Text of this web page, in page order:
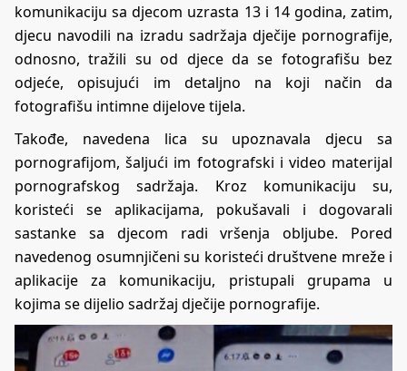
komunikaciju sa djecom uzrasta 13 i 14 godina, zatim,
djecu navodili na izradu sadržaja dječije pornografije,
odnosno, tražili su od djece da se fotografišu bez
odjeće, opisujući im detaljno na koji način da
fotografišu intimne dijelove tijela.
Takođe, navedena lica su upoznavala djecu sa
pornografijom, šaljući im fotografski i video materijal
pornografskog sadržaja. Kroz komunikaciju su,
koristeći se aplikacijama, pokušavali i dogovarali
sastanke sa djecom radi vršenja obljube. Pored
navedenog osumnjičeni su koristeći društvene mreže i
aplikacije za komunikaciju, pristupali grupama u
kojima se dijelio sadržaj dječije pornografije.